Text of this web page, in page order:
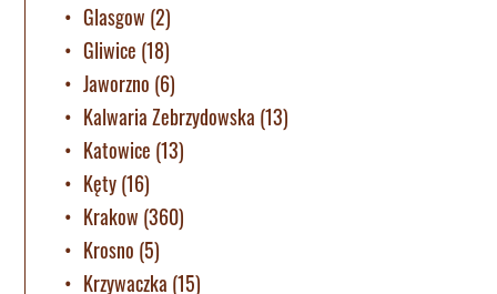
Glasgow (2)
Gliwice (18)
Jaworzno (6)
Kalwaria Zebrzydowska (13)
Katowice (13)
Kęty(16)
Krakow (360)
Krosno (5)
Krzywaczka (15)